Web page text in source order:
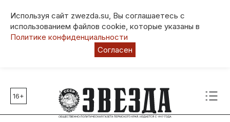
Используя сайт zwezda.su, Вы соглашаетесь с
использованием файлов cookie, которые указаны в
Политике конфиденциальности
Согласен
Главные темы
80 лет Победы
16+